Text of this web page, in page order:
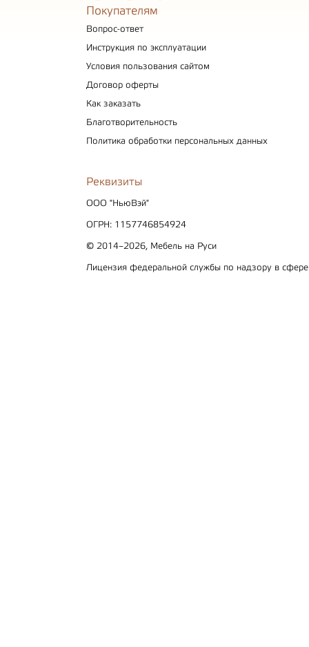
Покупателям
Вопрос-ответ
Инструкция по эксплуатации
Условия пользования сайтом
Договор оферты
Как заказать
Благотворительность
Политика обработки персональных данных
Реквизиты
ООО "НьюВэй"
ОГРН: 1157746854924
© 2014–2026, Мебель на Руси
Лицензия федеральной службы по надзору в